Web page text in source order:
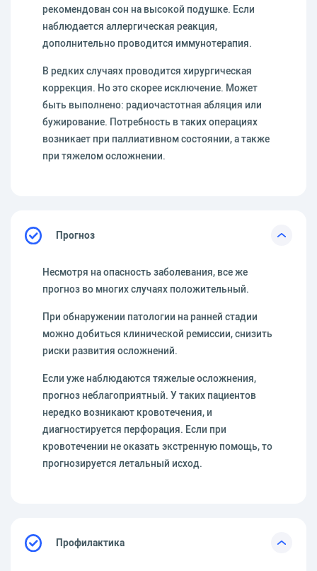
рекомендован сон на высокой подушке. Если
наблюдается аллергическая реакция,
дополнительно проводится иммунотерапия.
В редких случаях проводится хирургическая
коррекция. Но это скорее исключение. Может
быть выполнено: радиочастотная абляция или
бужирование. Потребность в таких операциях
возникает при паллиативном состоянии, а также
при тяжелом осложнении.
Прогноз
Несмотря на опасность заболевания, все же
прогноз во многих случаях положительный.
При обнаружении патологии на ранней стадии
можно добиться клинической ремиссии, снизить
риски развития осложнений.
Если уже наблюдаются тяжелые осложнения,
прогноз неблагоприятный. У таких пациентов
нередко возникают кровотечения, и
диагностируется перфорация. Если при
кровотечении не оказать экстренную помощь, то
прогнозируется летальный исход.
Профилактика